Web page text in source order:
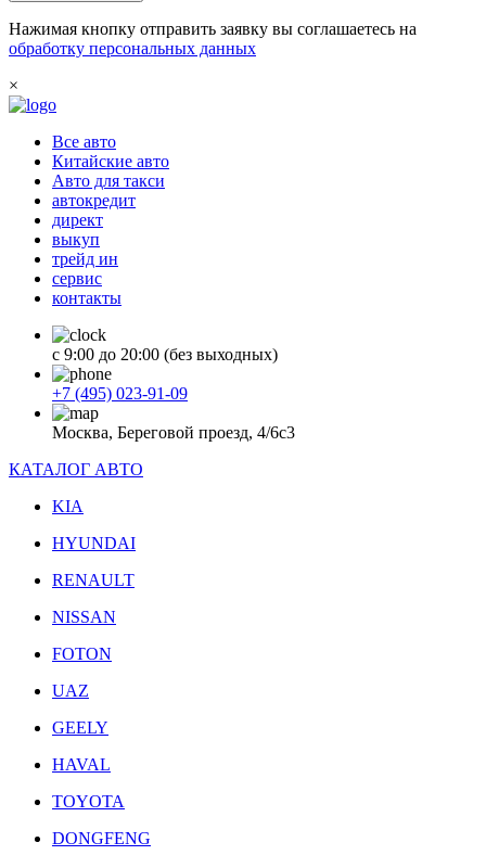
Нажимая кнопку отправить заявку вы соглашаетесь на
обработку персональных данных
×
Все авто
Китайские авто
Авто для такси
автокредит
директ
выкуп
трейд ин
сервис
контакты
с 9:00 до 20:00 (без выходных)
+7 (495) 023-91-09
Москва, Береговой проезд, 4/6с3
КАТАЛОГ АВТО
KIA
HYUNDAI
RENAULT
NISSAN
FOTON
UAZ
GEELY
HAVAL
TOYOTA
DONGFENG